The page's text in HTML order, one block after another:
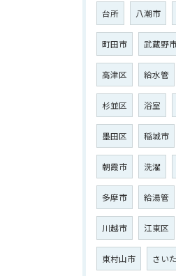
台所 八潮市
町田市 武蔵野
高津区 給水管
杉並区 浴室
墨田区 稲城市
朝霞市 洗濯
多摩市 給湯管
川越市 江東区
東村山市 さい